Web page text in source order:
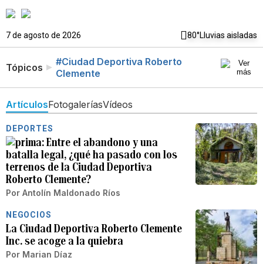
7 de agosto de 2026 80°Lluvias aisladas
Tópicos
#Ciudad Deportiva Roberto
Clemente
ArtículosFotogaleríasVídeos
DEPORTES
Entre el abandono y una
batalla legal, ¿qué ha pasado con los
terrenos de la Ciudad Deportiva
Roberto Clemente?
Por Antolín Maldonado Ríos
NEGOCIOS
La Ciudad Deportiva Roberto Clemente
Inc. se acoge a la quiebra
Por Marian Díaz